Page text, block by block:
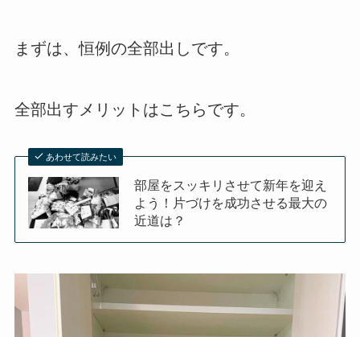
まずは、恒例の全部出しです。
全部出すメリットはこちらです。
あわせて読みたい
部屋をスッキリさせて新年を迎え
よう！片づけを成功させる最大の
近道は？